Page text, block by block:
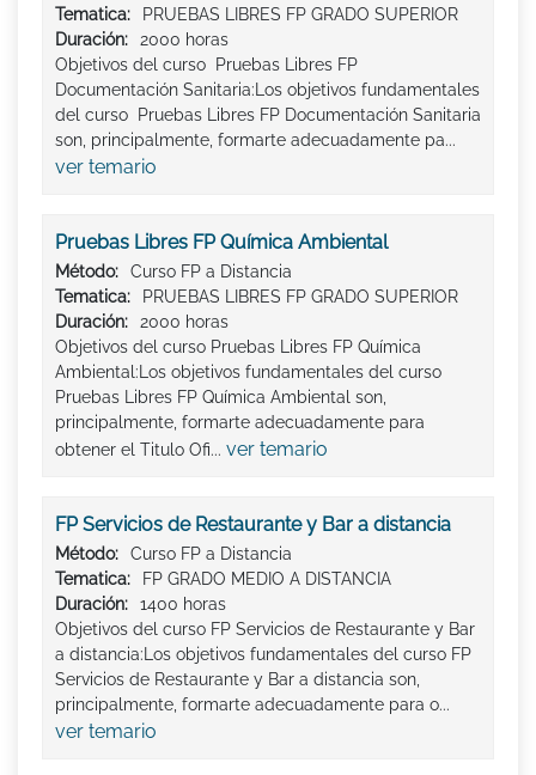
Tematica:
PRUEBAS LIBRES FP GRADO SUPERIOR
Duración:
2000 horas
Objetivos del curso Pruebas Libres FP
Documentación Sanitaria:Los objetivos fundamentales
del curso Pruebas Libres FP Documentación Sanitaria
son, principalmente, formarte adecuadamente pa...
ver temario
Pruebas Libres FP Química Ambiental
Método:
Curso FP a Distancia
Tematica:
PRUEBAS LIBRES FP GRADO SUPERIOR
Duración:
2000 horas
Objetivos del curso Pruebas Libres FP Química
Ambiental:Los objetivos fundamentales del curso
Pruebas Libres FP Química Ambiental son,
principalmente, formarte adecuadamente para
obtener el Titulo Ofi... ver temario
FP Servicios de Restaurante y Bar a distancia
Método:
Curso FP a Distancia
Tematica:
FP GRADO MEDIO A DISTANCIA
Duración:
1400 horas
Objetivos del curso FP Servicios de Restaurante y Bar
a distancia:Los objetivos fundamentales del curso FP
Servicios de Restaurante y Bar a distancia son,
principalmente, formarte adecuadamente para o...
ver temario